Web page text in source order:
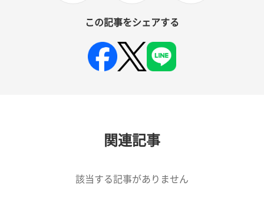
この記事をシェアする
関連記事
該当する記事がありません